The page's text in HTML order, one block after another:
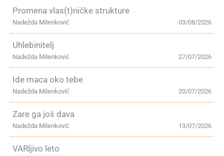
Promena vlas(t)ničke strukture
03/08/2026
Nadežda Milenković
Uhlebinitelj
27/07/2026
Nadežda Milenković
Ide maca oko tebe
20/07/2026
Nadežda Milenković
Zare ga još dava
13/07/2026
Nadežda Milenković
VARljivo leto